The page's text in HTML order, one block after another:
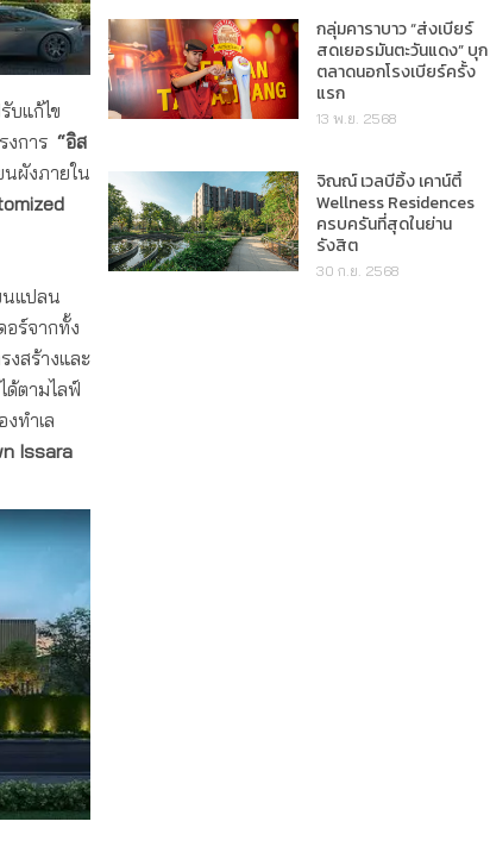
บแก้ไข
งการ “อิส
นผังภายใน
นแปลน
อร์จากทั้ง
งสร้างและ
ด้ตามไลฟ์
ทำเล
Issara
กลุ่มคาราบาว “ส่งเบียร์
สดเยอรมันตะวันแดง” บุก
ตลาดนอกโรงเบียร์ครั้ง
แรก
13 พ.ย. 2568
จิณณ์ เวลบีอิ้ง เคาน์ตี้
Wellness Residences
ครบครันที่สุดในย่าน
รังสิต
30 ก.ย. 2568